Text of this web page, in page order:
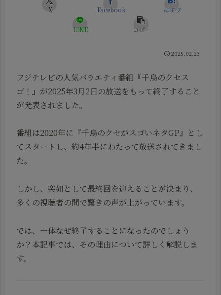
X Facebook はてブ
LINE コピー
2025.02.23
フジテレビの人気バラエティ番組『千鳥のクセス
ゴ！』が2025年3月2日の放送をもって終了すること
が発表されました。
番組は2020年に『千鳥のクセがスゴいネタGP』とし
てスタートし、約4年半にわたって放送されてきまし
た。
しかし、突如として最終回を迎えることが決まり、
多くの視聴者の間で驚きの声が上がっています。
では、一体なぜ終了することになったのでしょう
か？本記事では、その理由について詳しく解説しま
す。